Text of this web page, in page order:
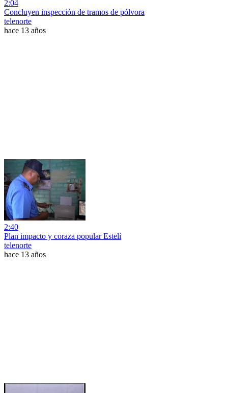
2:04
Concluyen inspección de tramos de pólvora
telenorte
hace 13 años
2:40
Plan impacto y coraza popular Estelí
telenorte
hace 13 años